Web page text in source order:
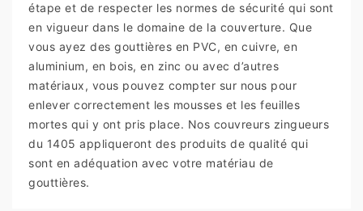
étape et de respecter les normes de sécurité qui sont
en vigueur dans le domaine de la couverture. Que
vous ayez des gouttières en PVC, en cuivre, en
aluminium, en bois, en zinc ou avec d’autres
matériaux, vous pouvez compter sur nous pour
enlever correctement les mousses et les feuilles
mortes qui y ont pris place. Nos couvreurs zingueurs
du 1405 appliqueront des produits de qualité qui
sont en adéquation avec votre matériau de
gouttières.